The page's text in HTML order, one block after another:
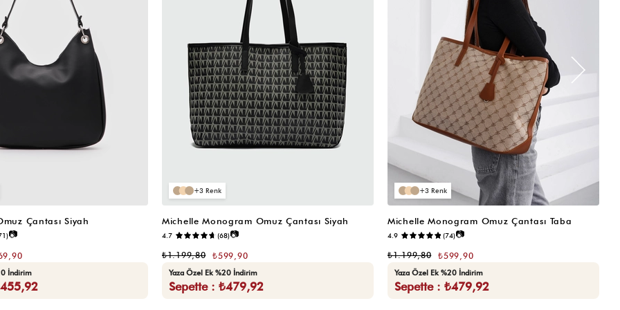
Çantası Siyah
📷
İndirim
3
Michelle Monogram Omuz Çantası Siyah
4.7 (68)📷
₺599,90
₺1.199,80
Yaza Özel Ek %20 İndirim
Sepette : ₺479,92
3
Michelle Monogram Omuz Çantası Taba
4.9 (74)📷
₺599,90
₺1.199,80
Yaza Özel Ek %20 İndirim
Sepette : ₺479,92